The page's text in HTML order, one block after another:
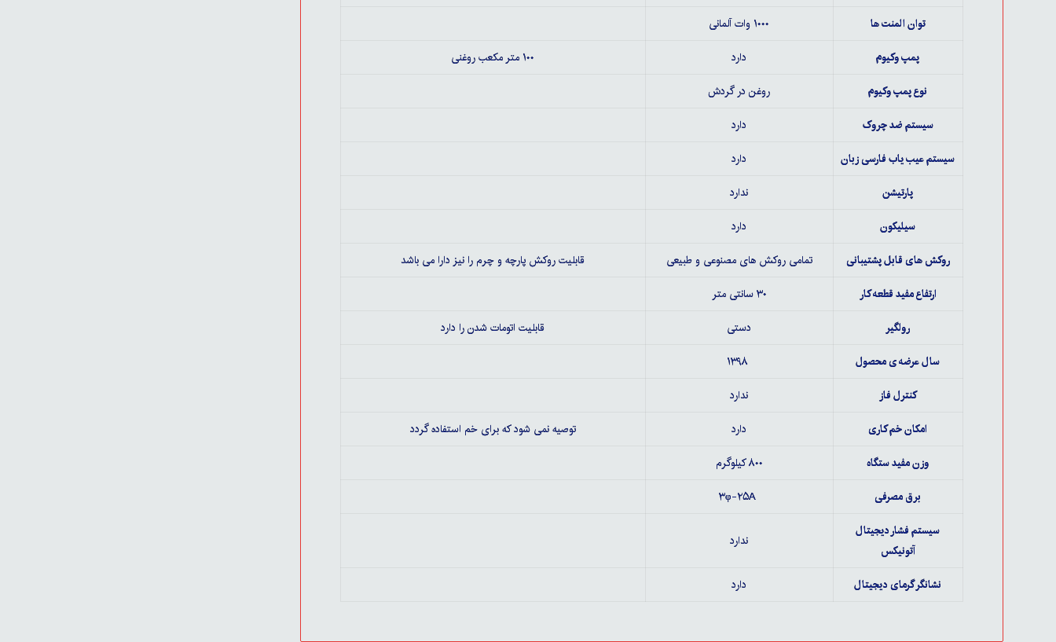
توان المنت ها
۱۰۰۰ وات آلمانی
پمپ وکیوم
دارد
۱۰۰ متر مکعب روغنی
نوع پمپ وکیوم
روغن در گردش
سیستم ضد چروک
دارد
سیستم عیب یاب فارسی زبان
دارد
پارتیشن
ندارد
سیلیکون
دارد
روکش های قابل پشتیبانی
تمامی روکش های مصنوعی و طبیعی
قابلیت روکش پارچه و چرم را نیز دارا می باشد
ارتفاع مفید قطعه کار
۳۰ سانتی متر
رولگیر
دستی
قابلیت اتومات شدن را دارد
سال عرضه ی محصول
کنترل فاز
ندارد
امکان خم کاری
دارد
توصیه نمی شود که برای خم استفاده گردد
وزن مفید ستگاه
۸۰۰ کیلوگرم
برق مصرفی
سیستم فشار دیجیتال
آتونیکس
ندارد
نشانگر گرمای دیجیتال دارد